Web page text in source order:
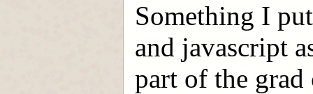
Something I
and javascript
part of the grad